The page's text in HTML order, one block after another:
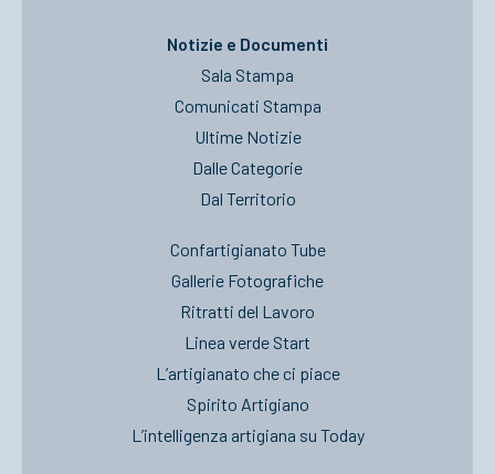
Notizie e Documenti
Sala Stampa
Comunicati Stampa
Ultime Notizie
Dalle Categorie
Dal Territorio
Confartigianato Tube
Gallerie Fotografiche
Ritratti del Lavoro
Linea verde Start
L’artigianato che ci piace
Spirito Artigiano
L’intelligenza artigiana su Today